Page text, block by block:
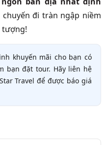
đi tràn ngập niềm
tượng!
khuyến mãi cho bạn có
bạn đặt tour. Hãy liên hệ
Travel để được báo giá